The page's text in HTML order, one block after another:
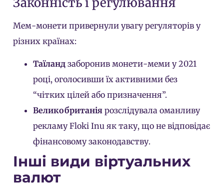
Мем-монети привернули увагу регуляторів у
різних країнах:
Таїланд заборонив монети-меми у 2021
році, оголосивши їх активними без
“чітких цілей або призначення”.
Великобританія розслідувала оманливу
рекламу Floki Inu як таку, що не відповідає
фінансовому законодавству.
Інші види віртуальних
валют